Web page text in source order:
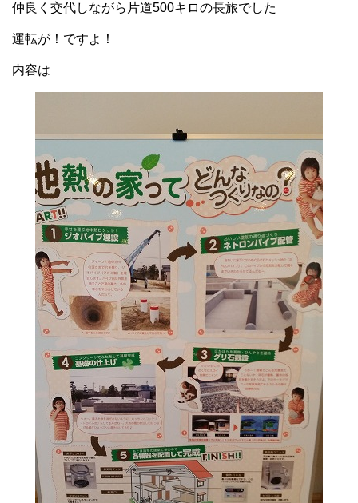
仲良く交代しながら片道500キロの長旅でした
運転が！ですよ！
内容は